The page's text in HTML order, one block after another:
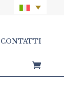
CONTATTI